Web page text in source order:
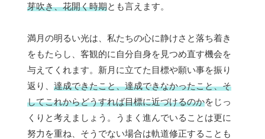
芽吹き、花開く時期とも言えます。
満月の明るい光は、私たちの心に静けさと落ち着き
をもたらし、客観的に自分自身を見つめ直す機会を
与えてくれます。新月に立てた目標や願い事を振り
返り、 達成できたこと、達成できなかったこと、そ
してこれからどうすれば目標に近づけるのかをじっ
くりと考えましょう。うまく進んでいることは更に
努力を重ね、そうでない場合は軌道修正することも